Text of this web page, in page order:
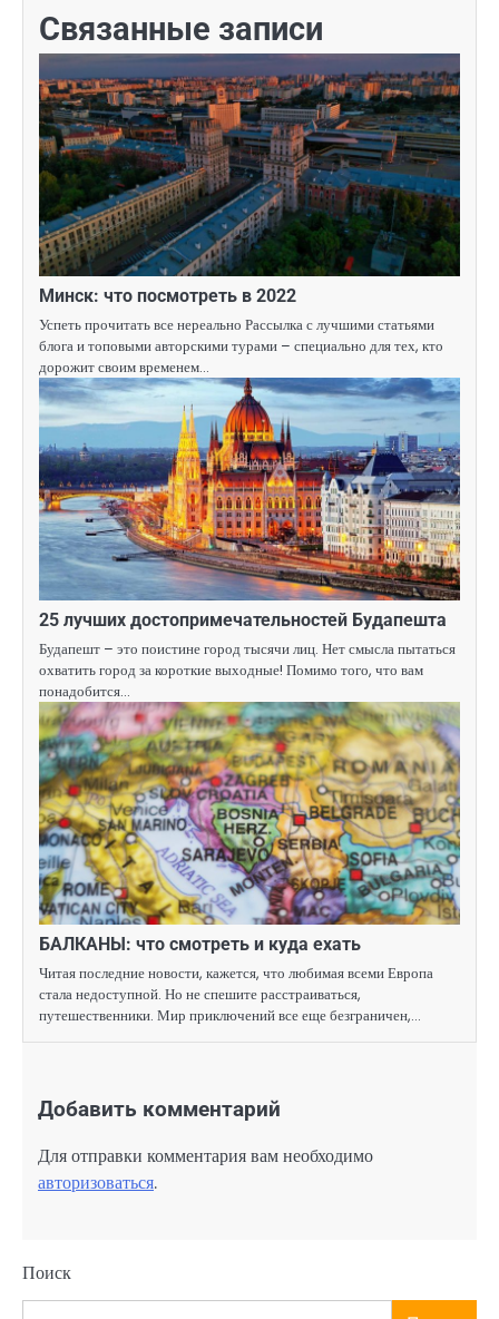
Связанные записи
Минск: что посмотреть в 2022
Успеть прочитать все нереально Рассылка с лучшими статьями
блога и топовыми авторскими турами – специально для тех, кто
дорожит своим временем…
25 лучших достопримечательностей Будапешта
Будапешт – это поистине город тысячи лиц. Нет смысла пытаться
охватить город за короткие выходные! Помимо того, что вам
понадобится…
БАЛКАНЫ: что смотреть и куда ехать
Читая последние новости, кажется, что любимая всеми Европа
стала недоступной. Но не спешите расстраиваться,
путешественники. Мир приключений все еще безграничен,…
Добавить комментарий
Для отправки комментария вам необходимо
авторизоваться.
Поиск